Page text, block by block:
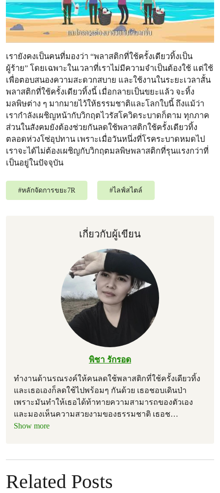
เรายังคงเป็นคนที่มองว่า “พลาสติกที่ใช้ครั้งเดียวทิ้งเป็น
ผู้ร้าย” โดยเฉพาะในเวลาที่เราไม่มีความจำเป็นต้องใช้ แต่ใช้
เพื่อตอบสนองความสะดวกสบาย และใช้งานในระยะเวลาสั้น
พลาสติกที่ใช้ครั้งเดียวทิ้งนี้ เมื่อกลายเป็นขยะแล้ว จะทิ้ง
มลพิษต่าง ๆ มากมายไว้ให้ธรรมชาติและโลกใบนี้ ถึงแม้ว่า
เรากำลังเผชิญหน้ากับวิกฤตไวรัสโควิดระบาดก็ตาม ทุกภาค
ส่วนในสังคมยังต้องช่วยกันลดใช้พลาสติกใช้ครั้งเดียวทิ้ง
ตลอดห่วงโซ่อุปทาน เพราะเมื่อวันหนึ่งที่โรคระบาดหมดไป
เราจะได้ไม่ต้องเผชิญกับวิกฤตมลพิษพลาสติกที่รุนแรงกว่าที่
เป็นอยู่ในปัจจุบัน
#หลักจัดการขยะ7R #ไลฟ์สไตล์
เกี่ยวกับผู้เขียน
พิชา รักรอด
ทำงานด้านรณรงค์ให้คนลดใช้พลาสติกที่ใช้ครั้งเดียวทิ้ง
และเธอเองก็ลดใช้ไปพร้อมๆ กันด้วย เธอชอบเดินป่า
เพราะมันทำให้เธอได้ท้าทายความสามารถของตัวเอง
และมองเห็นความสวยงามของธรรมชาติ เธอช…
Show more
Related Posts